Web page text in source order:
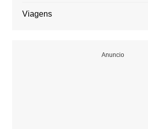
Viagens
Anuncio